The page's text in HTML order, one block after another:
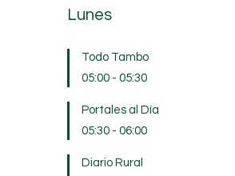
Lunes
Todo Tambo
05:00 - 05:30
Portales al Día
05:30 - 06:00
Diario Rural